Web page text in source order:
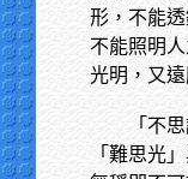
形，不能
不能照明
光明，又
「不
「難思光